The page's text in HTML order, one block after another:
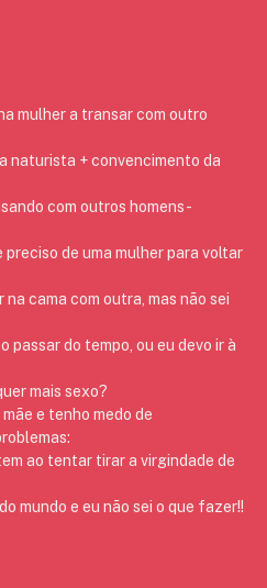
mulher a transar com outro
naturista + convencimento da
com outros homens -
de uma mulher para voltar
cama com outra, mas não sei
passar do tempo, ou eu devo ir à
mais sexo?
e tenho medo de
ao tentar tirar a virgindade de
mundo e eu não sei o que fazer!!